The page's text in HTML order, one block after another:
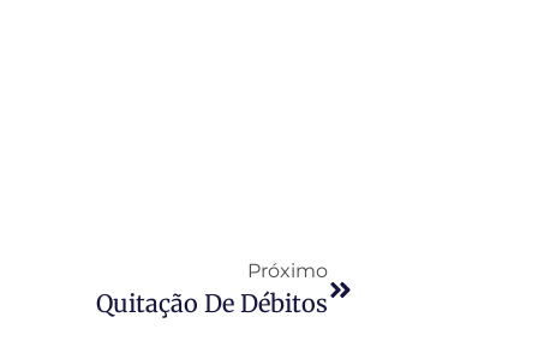
Próximo
Quitação De Débitos